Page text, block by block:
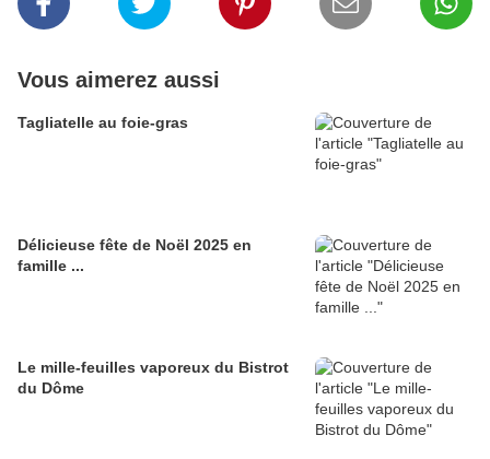
Vous aimerez aussi
Tagliatelle au foie-gras
Délicieuse fête de Noël 2025 en
famille ...
Le mille-feuilles vaporeux du Bistrot
du Dôme